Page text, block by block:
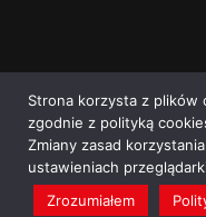
Strona korzysta z plików
zgodnie z polityką
Zmiany zasad
ustawieniach
Zrozumiałem